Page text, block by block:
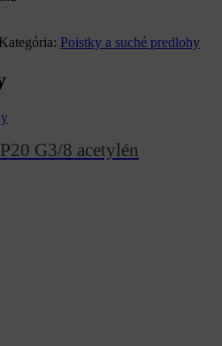
Kategória: Poistky a suché predlohy
G3/8 acetylén